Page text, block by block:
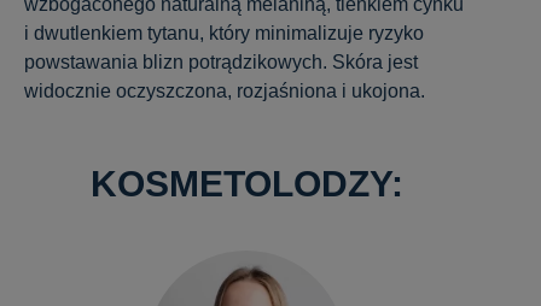
wzbogaconego naturalną melaniną, tlenkiem cynku
i dwutlenkiem tytanu, który minimalizuje ryzyko
powstawania blizn potrądzikowych. Skóra jest
widocznie oczyszczona, rozjaśniona i ukojona.
KOSMETOLODZY: